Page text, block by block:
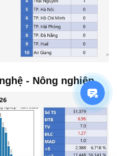
- Nông nghiệp